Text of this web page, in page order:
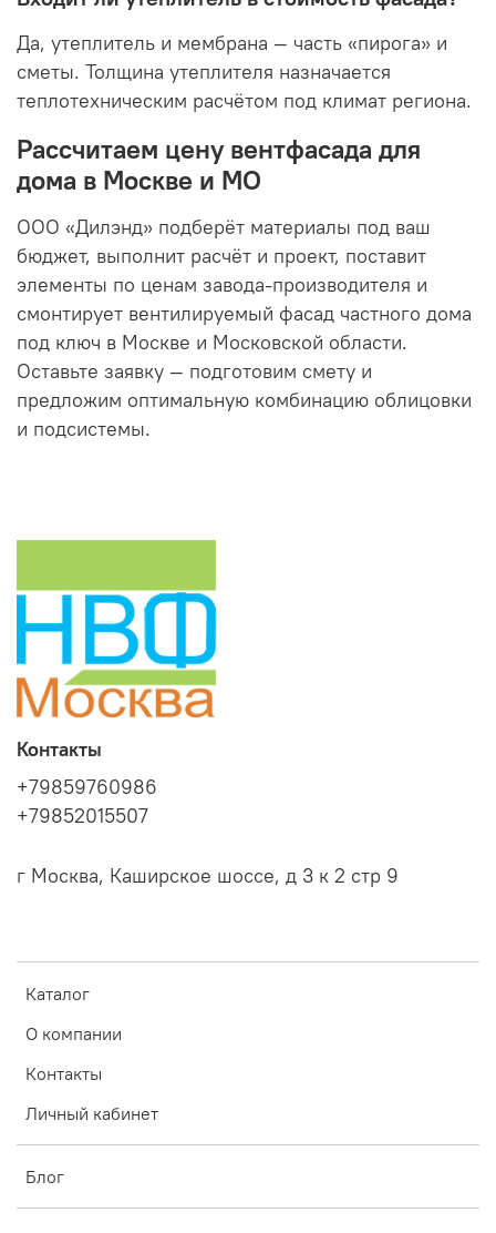
Да, утеплитель и мембрана — часть «пирога» и
сметы. Толщина утеплителя назначается
теплотехническим расчётом под климат региона.
Рассчитаем цену вентфасада для
дома в Москве и МО
ООО «Дилэнд» подберёт материалы под ваш
бюджет, выполнит расчёт и проект, поставит
элементы по ценам завода-производителя и
смонтирует вентилируемый фасад частного дома
под ключ в Москве и Московской области.
Оставьте заявку — подготовим смету и
предложим оптимальную комбинацию облицовки
и подсистемы.
Каталог
О компании
Контакты
Личный кабинет
Блог
Контакты
+79859760986
+79852015507
г Москва, Каширское шоссе, д 3 к 2 стр 9